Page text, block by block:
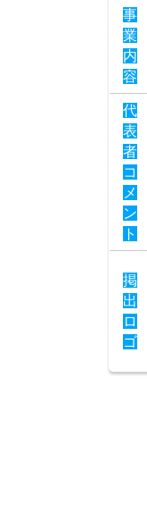
事
業
内
容
代
表
者
コ
メ
ン
ト
掲
出
ロ
ゴ